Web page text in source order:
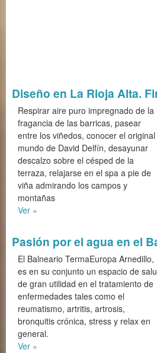
Diseño en La Rioja Alta.
Respirar aire puro impregnado de la
fragancia de las barricas, pasear
entre los viñedos, conocer el original
mundo de David Delfín, desayunar
descalzo sobre el césped de la
terraza, relajarse en el spa a pie de
viña admirando los campos y
montañas
Ver »
Pasión por el agua en el
El Balneario TermaEuropa Arnedillo,
es en su conjunto un espacio de
de gran utilidad en el tratamiento de
enfermedades tales como el
reumatismo, artritis, artrosis,
bronquitis crónica, stress y relax en
general.
Ver »